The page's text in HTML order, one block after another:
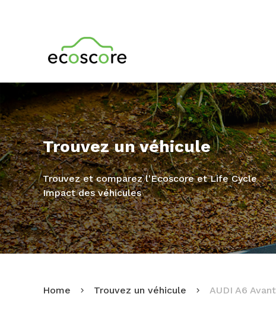
Trouvez un véhicule
Trouvez et comparez l'Ecoscore et Life Cycle
Impact des véhicules
Home Trouvez un véhicule AUDI A6 Avant